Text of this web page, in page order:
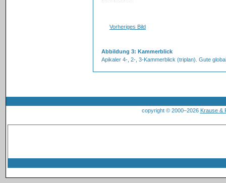
Vorheriges Bild
Abbildung 3: Kammerblick
Apikaler 4-, 2-, 3-Kammerblick (triplan). Gute
copyright © 2000–2026 Krause &